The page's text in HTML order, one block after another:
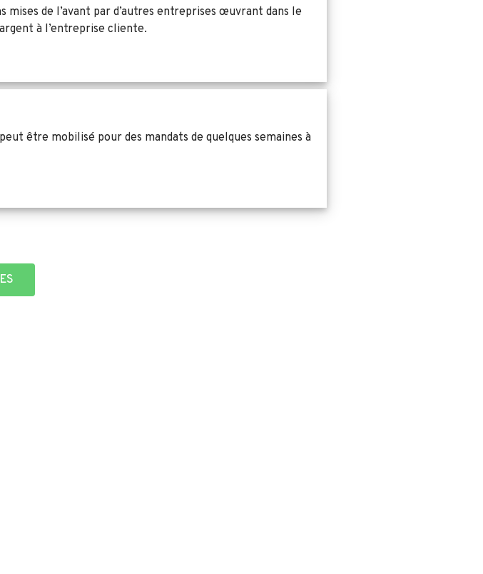
de l’avant par d’autres entreprises œuvrant dans le
à l’entreprise cliente.
être mobilisé pour des mandats de quelques semaines à